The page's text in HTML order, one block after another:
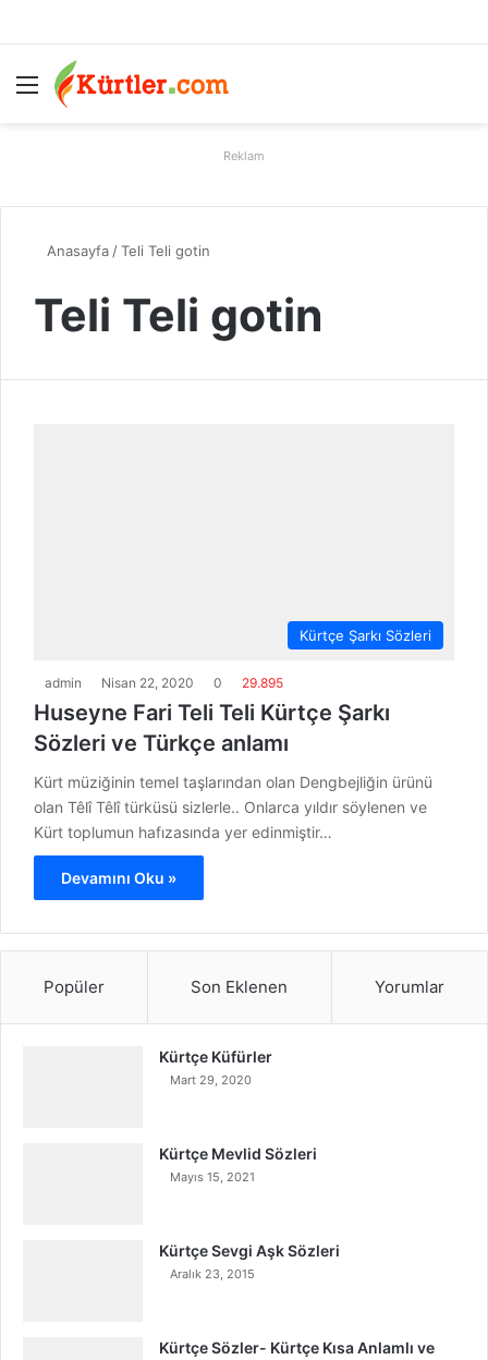
Menü
Reklam
Anasayfa /Teli Teli gotin
Teli Teli gotin
Kürtçe Şarkı Sözleri
admin Nisan 22, 2020 0 29.895
Huseyne Fari Teli Teli Kürtçe Şarkı
Sözleri ve Türkçe anlamı
Kürt müziğinin temel taşlarından olan Dengbejliğin ürünü
olan Têlî Têlî türküsü sizlerle.. Onlarca yıldır söylenen ve
Kürt toplumun hafızasında yer edinmiştir…
Devamını Oku »
Popüler Son Eklenen Yorumlar
Kürtçe Küfürler
Mart 29, 2020
Kürtçe Mevlid Sözleri
Mayıs 15, 2021
Kürtçe Sevgi Aşk Sözleri
Aralık 23, 2015
Kürtçe Sözler- Kürtçe Kısa Anlamlı ve